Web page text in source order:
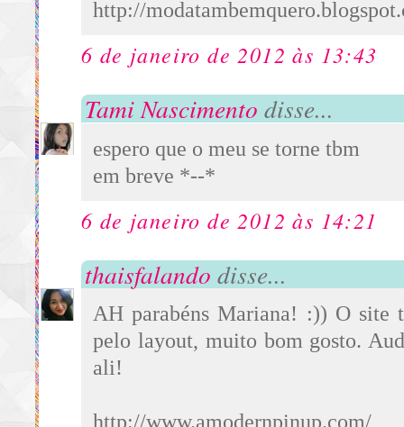
http://
6 de janeiro de 2012 às 13:43
Tami Nascimento disse...
espero que o meu se torne tbm
em breve *--*
6 de janeiro de 2012 às 14:21
thaisfalando disse...
AH parabéns Mariana! :)) O site
pelo layout, muito bom gosto.
ali!
http://www.amodernpinup.com/